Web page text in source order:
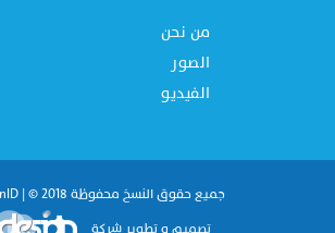
من نحن
الصور
الفيديو
جميع حقوق النسخ محفوظة 2018 © | LebanonID